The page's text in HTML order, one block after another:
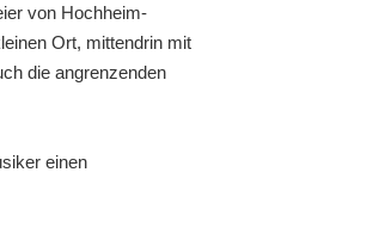
von Hochheim-
Ort, mittendrin mit
die angrenzenden
einen